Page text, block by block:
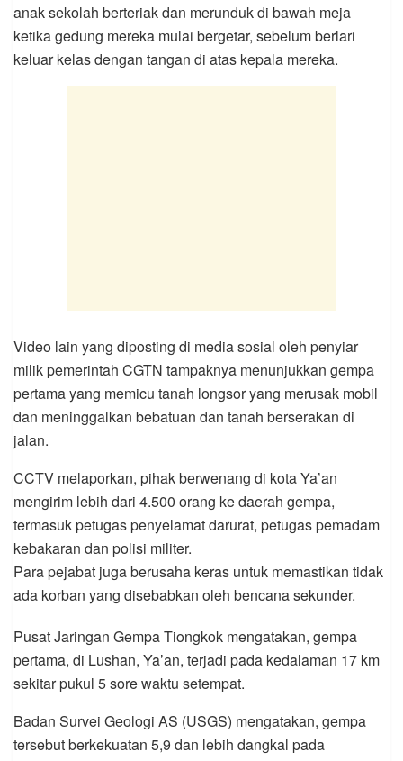
anak sekolah berteriak dan merunduk di bawah meja
ketika gedung mereka mulai bergetar, sebelum berlari
keluar kelas dengan tangan di atas kepala mereka.
Video lain yang diposting di media sosial oleh penyiar
milik pemerintah CGTN tampaknya menunjukkan gempa
pertama yang memicu tanah longsor yang merusak mobil
dan meninggalkan bebatuan dan tanah berserakan di
jalan.
CCTV melaporkan, pihak berwenang di kota Ya’an
mengirim lebih dari 4.500 orang ke daerah gempa,
termasuk petugas penyelamat darurat, petugas pemadam
kebakaran dan polisi militer.
Para pejabat juga berusaha keras untuk memastikan tidak
ada korban yang disebabkan oleh bencana sekunder.
Pusat Jaringan Gempa Tiongkok mengatakan, gempa
pertama, di Lushan, Ya’an, terjadi pada kedalaman 17 km
sekitar pukul 5 sore waktu setempat.
Badan Survei Geologi AS (USGS) mengatakan, gempa
tersebut berkekuatan 5,9 dan lebih dangkal pada